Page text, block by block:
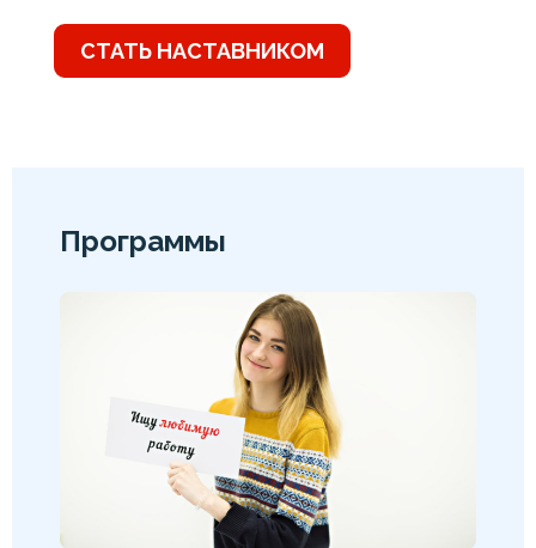
СТАТЬ НАСТАВНИКОМ
Программы